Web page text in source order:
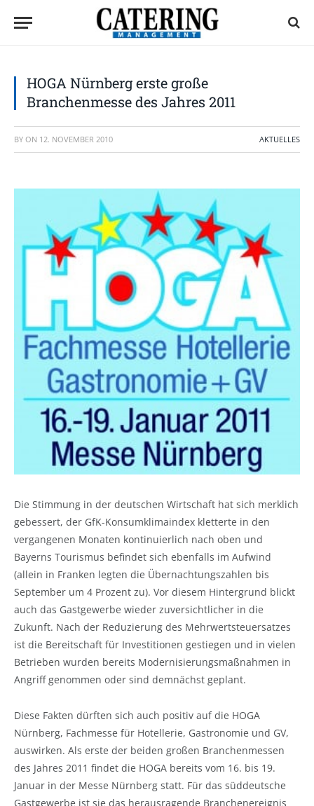
HOGA Nürnberg erste große
Branchenmesse des Jahres 2011
BY ON 12. NOVEMBER 2010 AKTUELLES
Die Stimmung in der deutschen Wirtschaft hat sich merklich
gebessert, der GfK-Konsumklimaindex kletterte in den
vergangenen Monaten kontinuierlich nach oben und
Bayerns Tourismus befindet sich ebenfalls im Aufwind
(allein in Franken legten die Übernachtungszahlen bis
September um 4 Prozent zu). Vor diesem Hintergrund blickt
auch das Gastgewerbe wieder zuversichtlicher in die
Zukunft. Nach der Reduzierung des Mehrwertsteuersatzes
ist die Bereitschaft für Investitionen gestiegen und in vielen
Betrieben wurden bereits Modernisierungsmaßnahmen in
Angriff genommen oder sind demnächst geplant.
Diese Fakten dürften sich auch positiv auf die HOGA
Nürnberg, Fachmesse für Hotellerie, Gastronomie und GV,
auswirken. Als erste der beiden großen Branchenmessen
des Jahres 2011 findet die HOGA bereits vom 16. bis 19.
Januar in der Messe Nürnberg statt. Für das süddeutsche
Gastgewerbe ist sie das herausragende Branchenereignis